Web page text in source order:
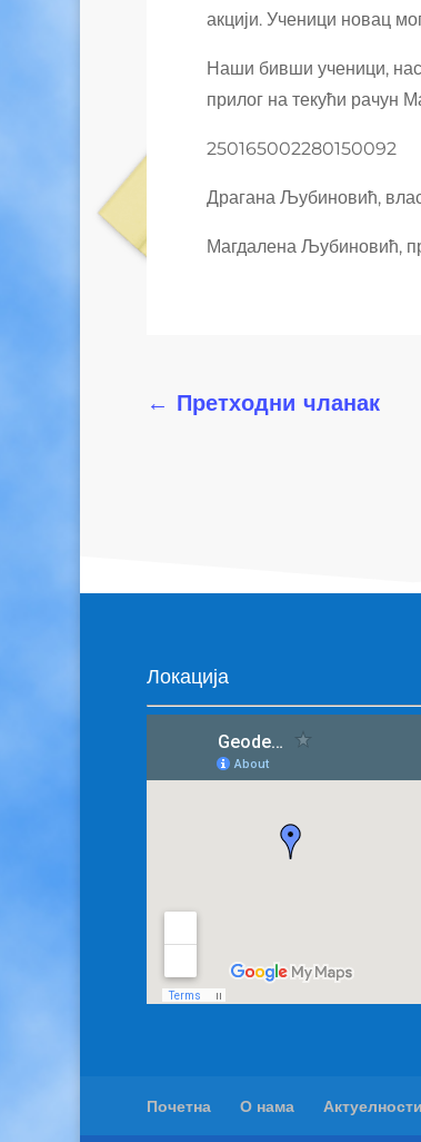
акцији. Ученици новац
Наши бивши ученици,
прилог на текући рачун
250165002280150092
Драгана Љубиновић,
Магдалена Љубиновић,
← Претходни чланак
Локација
Почетна О нама Актуелности